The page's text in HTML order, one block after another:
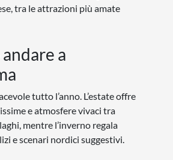
tra le attrazioni più amate
a
tutto l’anno. L’estate offre
e atmosfere vivaci tra
mentre l’inverno regala
e scenari nordici suggestivi.